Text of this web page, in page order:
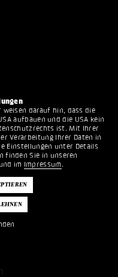
weisen darauf hin, dass die
aufbauen und die USA kein
ist. Mit Ihrer
Verarbeitung Ihrer Daten in
Einstellungen unter Details
finden Sie in unseren
und im Impressum .